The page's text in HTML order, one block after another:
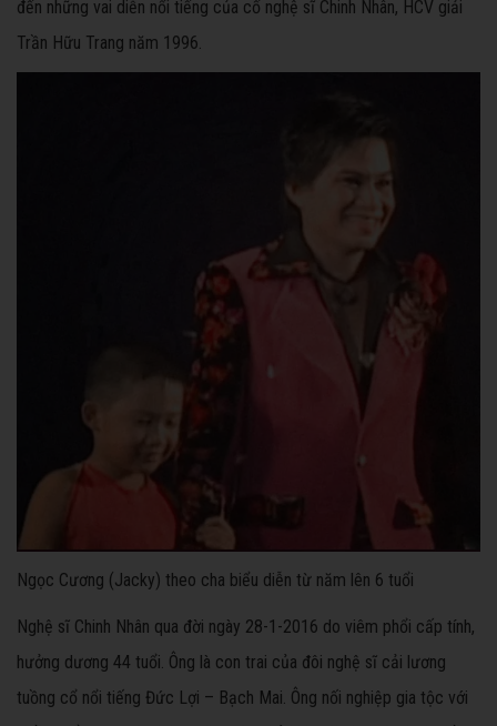
đến những vai diễn nổi tiếng của cố nghệ sĩ Chinh Nhân, HCV giải
Trần Hữu Trang năm 1996.
Ngọc Cương (Jacky) theo cha biểu diễn từ năm lên 6 tuổi
Nghệ sĩ Chinh Nhân qua đời ngày 28-1-2016 do viêm phổi cấp tính,
hưởng dương 44 tuổi. Ông là con trai của đôi nghệ sĩ cải lương
tuồng cổ nổi tiếng Đức Lợi – Bạch Mai. Ông nối nghiệp gia tộc với